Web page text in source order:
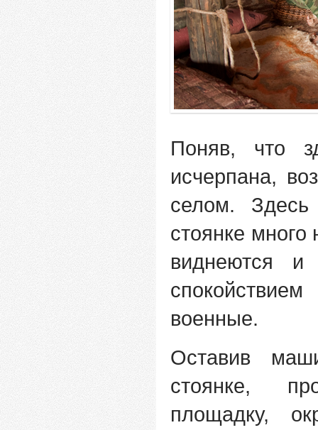
Поняв, что
исчерпана,
селом.
стоянке
виднеются
военные.
Оставив
стоянке,
площадку,